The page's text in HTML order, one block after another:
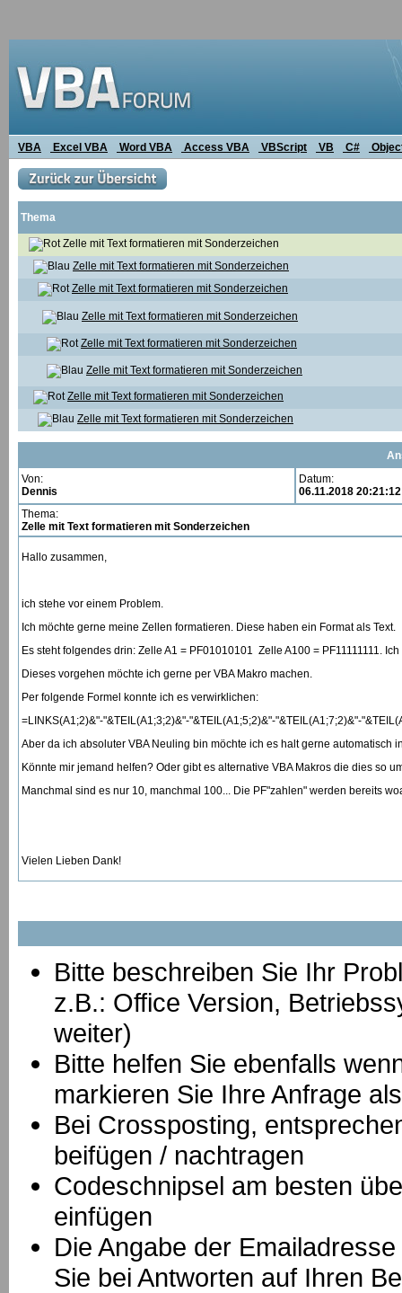
VBA Excel VBA Word VBA Access VBA VBScript VB C#
Thema
Zelle mit Text formatieren mit Sonderzeichen
Zelle mit Text formatieren mit Sonderzeichen
Zelle mit Text formatieren mit Sonderzeichen
Zelle mit Text formatieren mit Sonderzeichen
Zelle mit Text formatieren mit Sonderzeichen
Zelle mit Text formatieren mit Sonderzeichen
Zelle mit Text formatieren mit Sonderzeichen
Zelle mit Text formatieren mit Sonderzeichen
Von:
Dennis
Datum:
06.11.2018 20:21:12
Thema:
Zelle mit Text formatieren mit Sonderzeichen
Hallo zusammen,
ich stehe vor einem Problem.
Ich möchte gerne meine Zellen formatieren. Diese haben ein Format als Text.
Es steht folgendes drin: Zelle A1 = PF01010101 Zelle A100 = PF11111111.
Dieses vorgehen möchte ich gerne per VBA Makro machen.
Per folgende Formel konnte ich es verwirklichen:
=LINKS(A1;2)&"-"&TEIL(A1;3;2)&"-"&TEIL(A1;5;2)&"-"&TEIL(A1;7;2)&"-
Aber da ich absoluter VBA Neuling bin möchte ich es halt gerne automatisch
Könnte mir jemand helfen? Oder gibt es alternative VBA Makros die dies so
Manchmal sind es nur 10, manchmal 100... Die PF"zahlen" werden bereits
Vielen Lieben Dank!
Bitte beschreiben Sie Ihr
z.B.: Office Version,
weiter)
Bitte helfen Sie ebenfalls
markieren Sie Ihre Anfrage
Bei Crossposting,
beifügen / nachtragen
Codeschnipsel am besten
einfügen
Die Angabe der
Sie bei Antworten auf Ihren